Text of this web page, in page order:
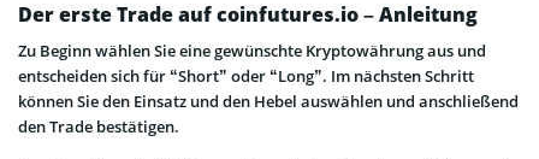
Der erste Trade auf coinfutures.io – Anleitung
Zu Beginn wählen Sie eine gewünschte Kryptowährung aus und
entscheiden sich für “Short” oder “Long”. Im nächsten Schritt
können Sie den Einsatz und den Hebel auswählen und anschließend
den Trade bestätigen.